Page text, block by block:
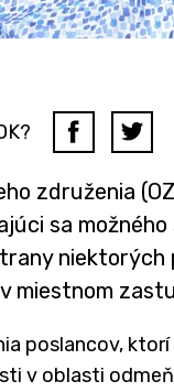
združenia
sa
niektorých
miestnom
poslancov,
v oblasti